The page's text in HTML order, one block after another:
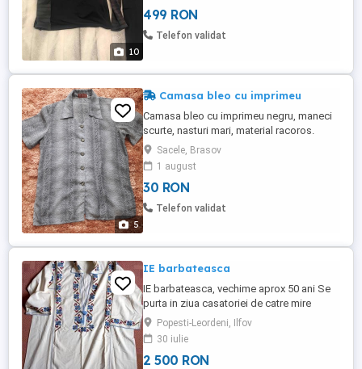
10
499 RON
Telefon validat
5
Camasa bleo cu imprimeu
Camasa bleo cu imprimeu negru, maneci
scurte, nasturi mari, material racoros.
Marimea L Stare buna.
Sacele, Brasov
1 august
30 RON
Telefon validat
IE barbateasca
IE barbateasca, vechime aprox 50 ani Se
purta in ziua casatoriei de catre mire
Marime 52-54
Popesti-Leordeni, Ilfov
30 iulie
2 500 RON